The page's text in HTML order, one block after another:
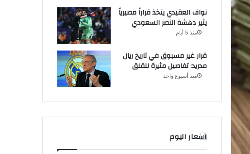
نواف العقيدي يتخذ قراراً مصيرياً
يثير دهشة النصر السعودي
منذ 5 أيام
قرار غير مسبوق في تاريخ ريال
مدريد: تفاصيل مثيرة للقلق
منذ أسبوع واحد
اسعار اليوم